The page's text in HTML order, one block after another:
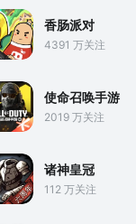
香肠派对
4391 万关注
使命召唤手游
2019 万关注
诸神皇冠
112 万关注